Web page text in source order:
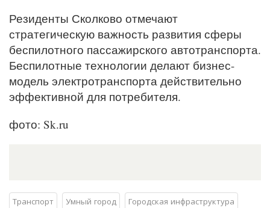
Резиденты Сколково отмечают
стратегическую важность развития сферы
беспилотного пассажирского автотранспорта.
Беспилотные технологии делают бизнес-
модель электротранспорта действительно
эффективной для потребителя.
фото: Sk.ru
Транспорт Умный город
Городская инфраструктура